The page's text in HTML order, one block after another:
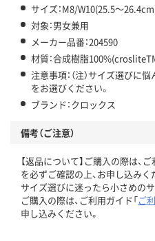
サイズ：M8/W10(25.5～
対象：男女兼用
メーカー品番：204590
材質：合成樹脂
注意事項：（注）サイズ選びに
をお選びください。
ブランド：クロックス
備考（ご注意）
【返品について】ご購入の際は、
を必ずご確認の上、お申し込みく
サイズ選びに迷ったら小さめの
ご購入の際は、ご利用ガイド「ご
申し込みください。